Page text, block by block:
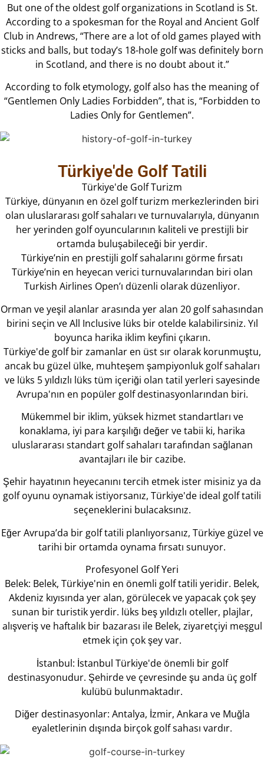
But one of the oldest golf organizations in Scotland is St.
According to a spokesman for the Royal and Ancient Golf
Club in Andrews, “There are a lot of old games played with
sticks and balls, but today’s 18-hole golf was definitely born
in Scotland, and there is no doubt about it.”
According to folk etymology, golf also has the meaning of
“Gentlemen Only Ladies Forbidden”, that is, “Forbidden to
Ladies Only for Gentlemen”.
Türkiye'de Golf Tatili
Türkiye'de Golf Turizm
Türkiye, dünyanın en özel golf turizm merkezlerinden biri
olan uluslararası golf sahaları ve turnuvalarıyla, dünyanın
her yerinden golf oyuncularının kaliteli ve prestijli bir
ortamda buluşabileceği bir yerdir.
Türkiye’nin en prestijli golf sahalarını görme fırsatı
Türkiye’nin en heyecan verici turnuvalarından biri olan
Turkish Airlines Open’ı düzenli olarak düzenliyor.
Orman ve yeşil alanlar arasında yer alan 20 golf sahasından
birini seçin ve All Inclusive lüks bir otelde kalabilirsiniz. Yıl
boyunca harika iklim keyfini çıkarın.
Türkiye'de golf bir zamanlar en üst sır olarak korunmuştu,
ancak bu güzel ülke, muhteşem şampiyonluk golf sahaları
ve lüks 5 yıldızlı lüks tüm içeriği olan tatil yerleri sayesinde
Avrupa'nın en popüler golf destinasyonlarından biri.
Mükemmel bir iklim, yüksek hizmet standartları ve
konaklama, iyi para karşılığı değer ve tabii ki, harika
uluslararası standart golf sahaları tarafından sağlanan
avantajları ile bir cazibe.
Şehir hayatının heyecanını tercih etmek ister misiniz ya da
golf oyunu oynamak istiyorsanız, Türkiye'de ideal golf tatili
seçeneklerini bulacaksınız.
Eğer Avrupa’da bir golf tatili planlıyorsanız, Türkiye güzel ve
tarihi bir ortamda oynama fırsatı sunuyor.
Profesyonel Golf Yeri
Belek: Belek, Türkiye'nin en önemli golf tatili yeridir. Belek,
Akdeniz kıyısında yer alan, görülecek ve yapacak çok şey
sunan bir turistik yerdir. lüks beş yıldızlı oteller, plajlar,
alışveriş ve haftalık bir bazarası ile Belek, ziyaretçiyi meşgul
etmek için çok şey var.
İstanbul: İstanbul Türkiye'de önemli bir golf
destinasyonudur. Şehirde ve çevresinde şu anda üç golf
kulübü bulunmaktadır.
Diğer destinasyonlar: Antalya, İzmir, Ankara ve Muğla
eyaletlerinin dışında birçok golf sahası vardır.